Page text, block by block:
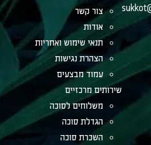
צור קשר
אודות
תנאי שימוש ואחריות
הצהרת נגישות
עמוד מבצעים
שירותים מרכזיים
משלוחים לסוכה
הגדלת סוכה
השכרת סוכה